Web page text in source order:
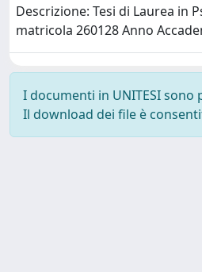
Descrizione: Tesi di Laurea in
matricola 260128 Anno
I documenti in UNITESI
Il download dei file è